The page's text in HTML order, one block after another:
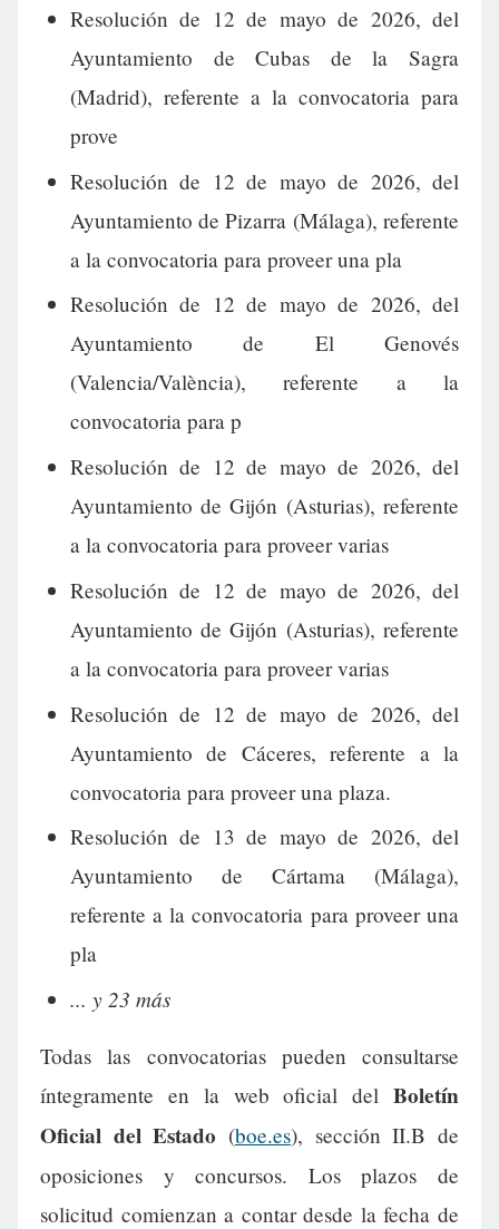
Resolución de 12 de mayo de 2026, del
Ayuntamiento de Cubas de la Sagra
(Madrid), referente a la convocatoria para
prove
Resolución de 12 de mayo de 2026, del
Ayuntamiento de Pizarra (Málaga), referente
a la convocatoria para proveer una pla
Resolución de 12 de mayo de 2026, del
Ayuntamiento de El Genovés
(Valencia/València), referente a la
convocatoria para p
Resolución de 12 de mayo de 2026, del
Ayuntamiento de Gijón (Asturias), referente
a la convocatoria para proveer varias
Resolución de 12 de mayo de 2026, del
Ayuntamiento de Gijón (Asturias), referente
a la convocatoria para proveer varias
Resolución de 12 de mayo de 2026, del
Ayuntamiento de Cáceres, referente a la
convocatoria para proveer una plaza.
Resolución de 13 de mayo de 2026, del
Ayuntamiento de Cártama (Málaga),
referente a la convocatoria para proveer una
pla
... y 23 más
Todas las convocatorias pueden consultarse
íntegramente en la web oficial del Boletín
Oficial del Estado (boe.es), sección II.B de
oposiciones y concursos. Los plazos de
solicitud comienzan a contar desde la fecha de